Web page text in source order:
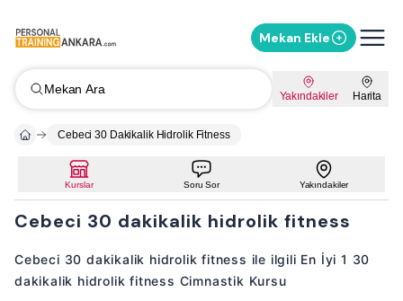
Mekan Ekle
Mekan Ara Yakındakiler Harita
Cebeci 30 Dakikalik Hidrolik Fitness
Kurslar Soru Sor Yakındakiler
Cebeci 30 dakikalik hidrolik fitness
Cebeci 30 dakikalik hidrolik fitness ile ilgili En İyi 1 30
dakikalik hidrolik fitness Cimnastik Kursu